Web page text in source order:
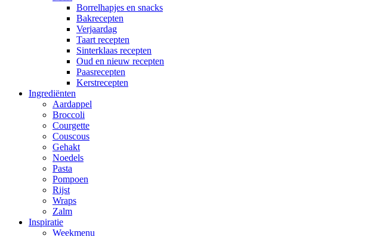
Borrelhapjes en snacks
Bakrecepten
Verjaardag
Taart recepten
Sinterklaas recepten
Oud en nieuw recepten
Paasrecepten
Kerstrecepten
Ingrediënten
Aardappel
Broccoli
Courgette
Couscous
Gehakt
Noedels
Pasta
Pompoen
Rijst
Wraps
Zalm
Inspiratie
Weekmenu